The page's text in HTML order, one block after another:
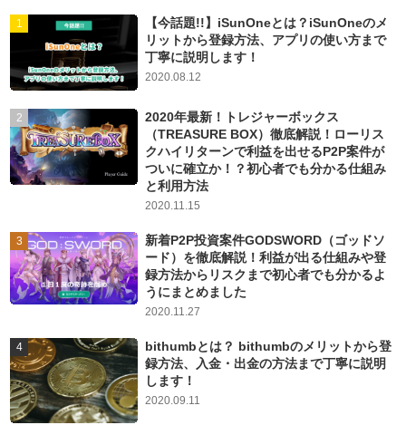
【今話題!!】iSunOneとは？iSunOneのメ
リットから登録方法、アプリの使い方まで
丁寧に説明します！
2020.08.12
2020年最新！トレジャーボックス
（TREASURE BOX）徹底解説！ローリス
クハイリターンで利益を出せるP2P案件が
ついに確立か！？初心者でも分かる仕組み
と利用方法
2020.11.15
新着P2P投資案件GODSWORD（ゴッドソ
ード）を徹底解説！利益が出る仕組みや登
録方法からリスクまで初心者でも分かるよ
うにまとめました
2020.11.27
bithumbとは？ bithumbのメリットから登
録方法、入金・出金の方法まで丁寧に説明
します！
2020.09.11